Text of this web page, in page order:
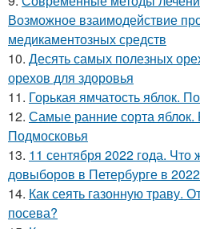
Возможное взаимодействие
медикаментозных средств
10. Десять самых полезных
орехов для здоровья
11. Горькая ямчатость яблок.
12. Самые ранние сорта яблок.
Подмосковья
13. 11 сентября 2022 года.
довыборов в Петербурге в
14. Как сеять газонную траву.
посева?